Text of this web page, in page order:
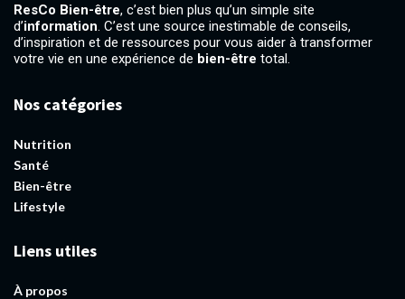
ResCo Bien-être, c’est bien plus qu’un simple site
d’information. C’est une source inestimable de conseils,
d’inspiration et de ressources pour vous aider à transformer
votre vie en une expérience de bien-être total.
Nos catégories
Nutrition
Santé
Bien-être
Lifestyle
Liens utiles
À propos